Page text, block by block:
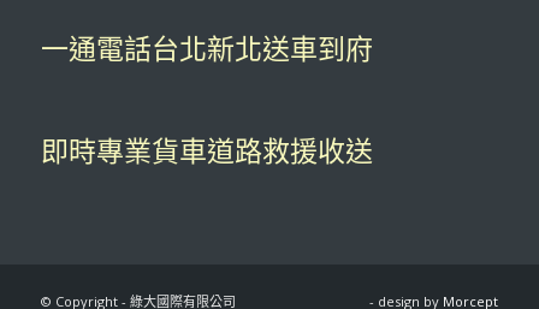
一通電話台北新北送車到府
即時專業貨車道路救援收送
© Copyright - 綠大國際有限公司 - design by Morcept